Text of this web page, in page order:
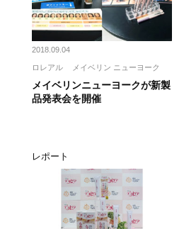
2018.09.04
ロレアル メイベリン ニューヨーク
メイベリンニューヨークが新製
品発表会を開催
レポート